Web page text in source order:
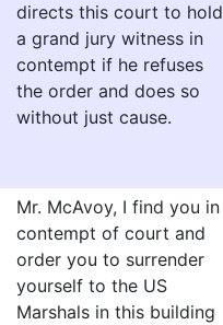
directs this court to hold
a grand jury witness in
contempt if he refuses
the order and does so
without just cause.
Mr. McAvoy, I find you in
contempt of court and
order you to surrender
yourself to the US
Marshals in this building